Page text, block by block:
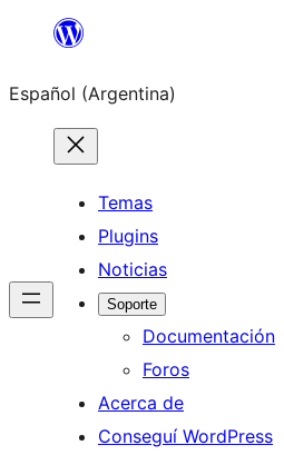
Saltar
contenido
Español (Argentina)
Temas
Plugins
Noticias
Soporte
Documentación
Foros
Acerca de
Conseguí WordPress